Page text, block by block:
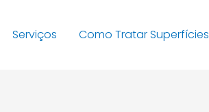
Serviços Como Tratar Superfícies